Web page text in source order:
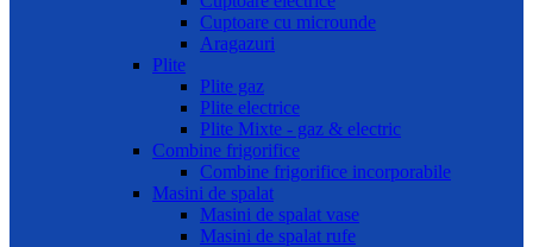
Cuptoare cu microunde
Aragazuri
Plite
Plite gaz
Plite electrice
Plite Mixte - gaz & electric
Combine frigorifice
Combine frigorifice incorporabile
Masini de spalat
Masini de spalat vase
Masini de spalat rufe